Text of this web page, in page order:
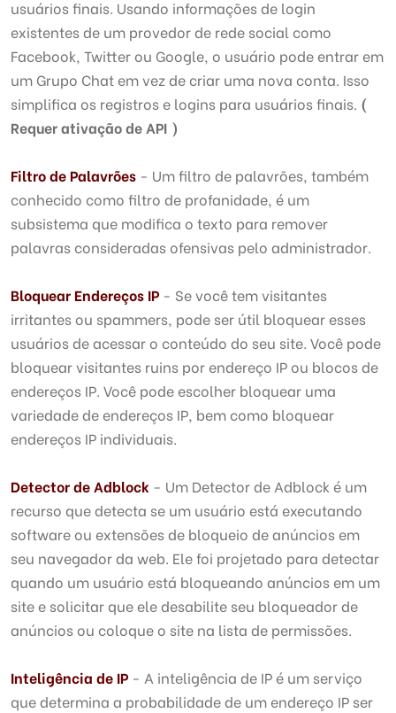
usuários finais. Usando informações de login
existentes de um provedor de rede social como
Facebook, Twitter ou Google, o usuário pode entrar em
um Grupo Chat em vez de criar uma nova conta. Isso
simplifica os registros e logins para usuários finais. (
Requer ativação de API )
Filtro de Palavrões - Um filtro de palavrões, também
conhecido como filtro de profanidade, é um
subsistema que modifica o texto para remover
palavras consideradas ofensivas pelo administrador.
Bloquear Endereços IP - Se você tem visitantes
irritantes ou spammers, pode ser útil bloquear esses
usuários de acessar o conteúdo do seu site. Você pode
bloquear visitantes ruins por endereço IP ou blocos de
endereços IP. Você pode escolher bloquear uma
variedade de endereços IP, bem como bloquear
endereços IP individuais.
Detector de Adblock - Um Detector de Adblock é um
recurso que detecta se um usuário está executando
software ou extensões de bloqueio de anúncios em
seu navegador da web. Ele foi projetado para detectar
quando um usuário está bloqueando anúncios em um
site e solicitar que ele desabilite seu bloqueador de
anúncios ou coloque o site na lista de permissões.
Inteligência de IP - A inteligência de IP é um serviço
que determina a probabilidade de um endereço IP ser